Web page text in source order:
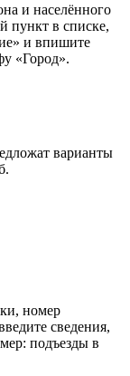
и населённого
пункт в списке,
и впишите
«Город».
варианты
номер
сведения,
подъезды в